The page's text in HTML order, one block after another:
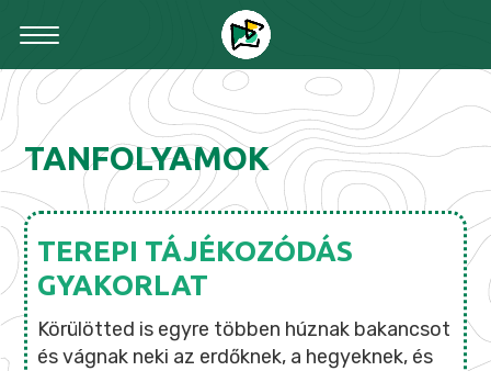
TANFOLYAMOK
TEREPI TÁJÉKOZÓDÁS
GYAKORLAT
Körülötted is egyre többen húznak bakancsot
és vágnak neki az erdőknek, a hegyeknek, és